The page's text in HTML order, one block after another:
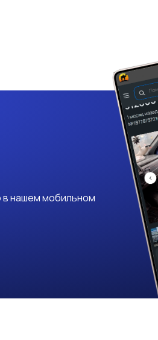
в нашем мобильном